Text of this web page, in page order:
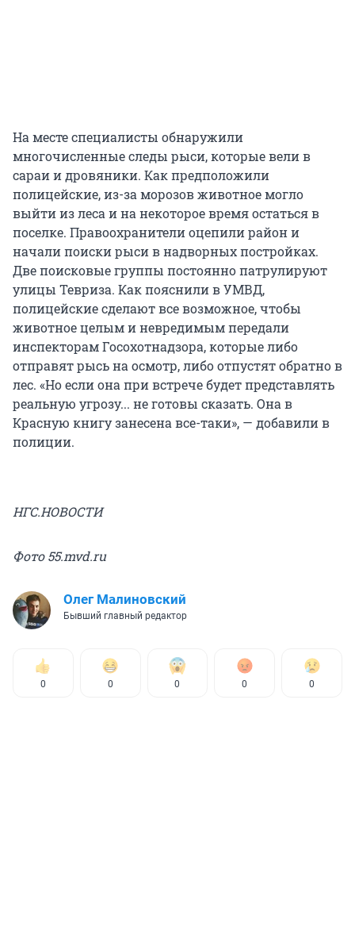
На месте специалисты обнаружили
многочисленные следы рыси, которые вели в
сараи и дровяники. Как предположили
полицейские, из-за морозов животное могло
выйти из леса и на некоторое время остаться в
поселке. Правоохранители оцепили район и
начали поиски рыси в надворных постройках.
Две поисковые группы постоянно патрулируют
улицы Тевриза. Как пояснили в УМВД,
полицейские сделают все возможное, чтобы
животное целым и невредимым передали
инспекторам Госохотнадзора, которые либо
отправят рысь на осмотр, либо отпустят обратно в
лес. «Но если она при встрече будет представлять
реальную угрозу... не готовы сказать. Она в
Красную книгу занесена все-таки», — добавили в
полиции.
НГС.НОВОСТИ
Фото 55.mvd.ru
Олег Малиновский
Бывший главный редактор
0 0 0 0 0